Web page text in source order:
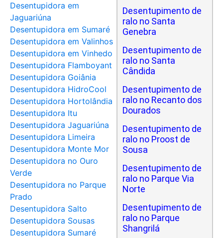
Desentupidora em
Jaguariúna
Desentupidora em Sumaré
Desentupidora em Valinhos
Desentupidora em Vinhedo
Desentupidora Flamboyant
Desentupidora Goiânia
Desentupidora HidroCool
Desentupidora Hortolândia
Desentupidora Itu
Desentupidora Jaguariúna
Desentupidora Limeira
Desentupidora Monte Mor
Desentupidora no Ouro
Verde
Desentupidora no Parque
Prado
Desentupidora Salto
Desentupidora Sousas
Desentupidora Sumaré
Desentupimento de
ralo no Santa
Genebra
Desentupimento de
ralo no Santa
Cândida
Desentupimento de
ralo no Recanto dos
Dourados
Desentupimento de
ralo no Proost de
Sousa
Desentupimento de
ralo no Parque Via
Norte
Desentupimento de
ralo no Parque
Shangrilá